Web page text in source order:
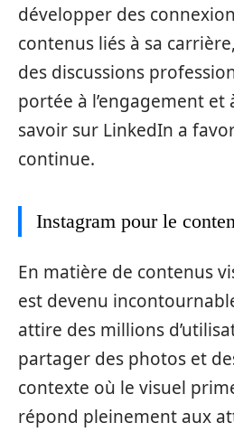
développer des
contenus liés à sa
des discussions
portée à l’engagement et
savoir sur LinkedIn a
continue.
Instagram pour le
En matière de contenus
est devenu
attire des millions
partager des photos et
contexte où le visuel
répond pleinement aux